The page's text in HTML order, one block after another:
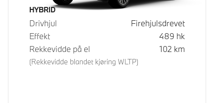
Drivstoff
HYBRID
Drivhjul
Firehjulsdrevet
Effekt
489 hk
Rekkevidde på el
(Rekkevidde blandet kjøring WLTP)
102 km